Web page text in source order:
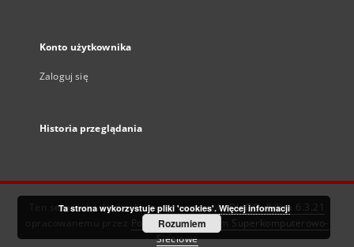
Konto użytkownika
Zaloguj się
Historia przeglądania
Ten serwis działa dzięki oprogramowaniuDInGO dLibra 6.3.21
Poznańskie Centrum Superkomputerowo-
Sieciowe
Ta strona wykorzystuje pliki 'cookies'. Więcej informacji
Rozumiem